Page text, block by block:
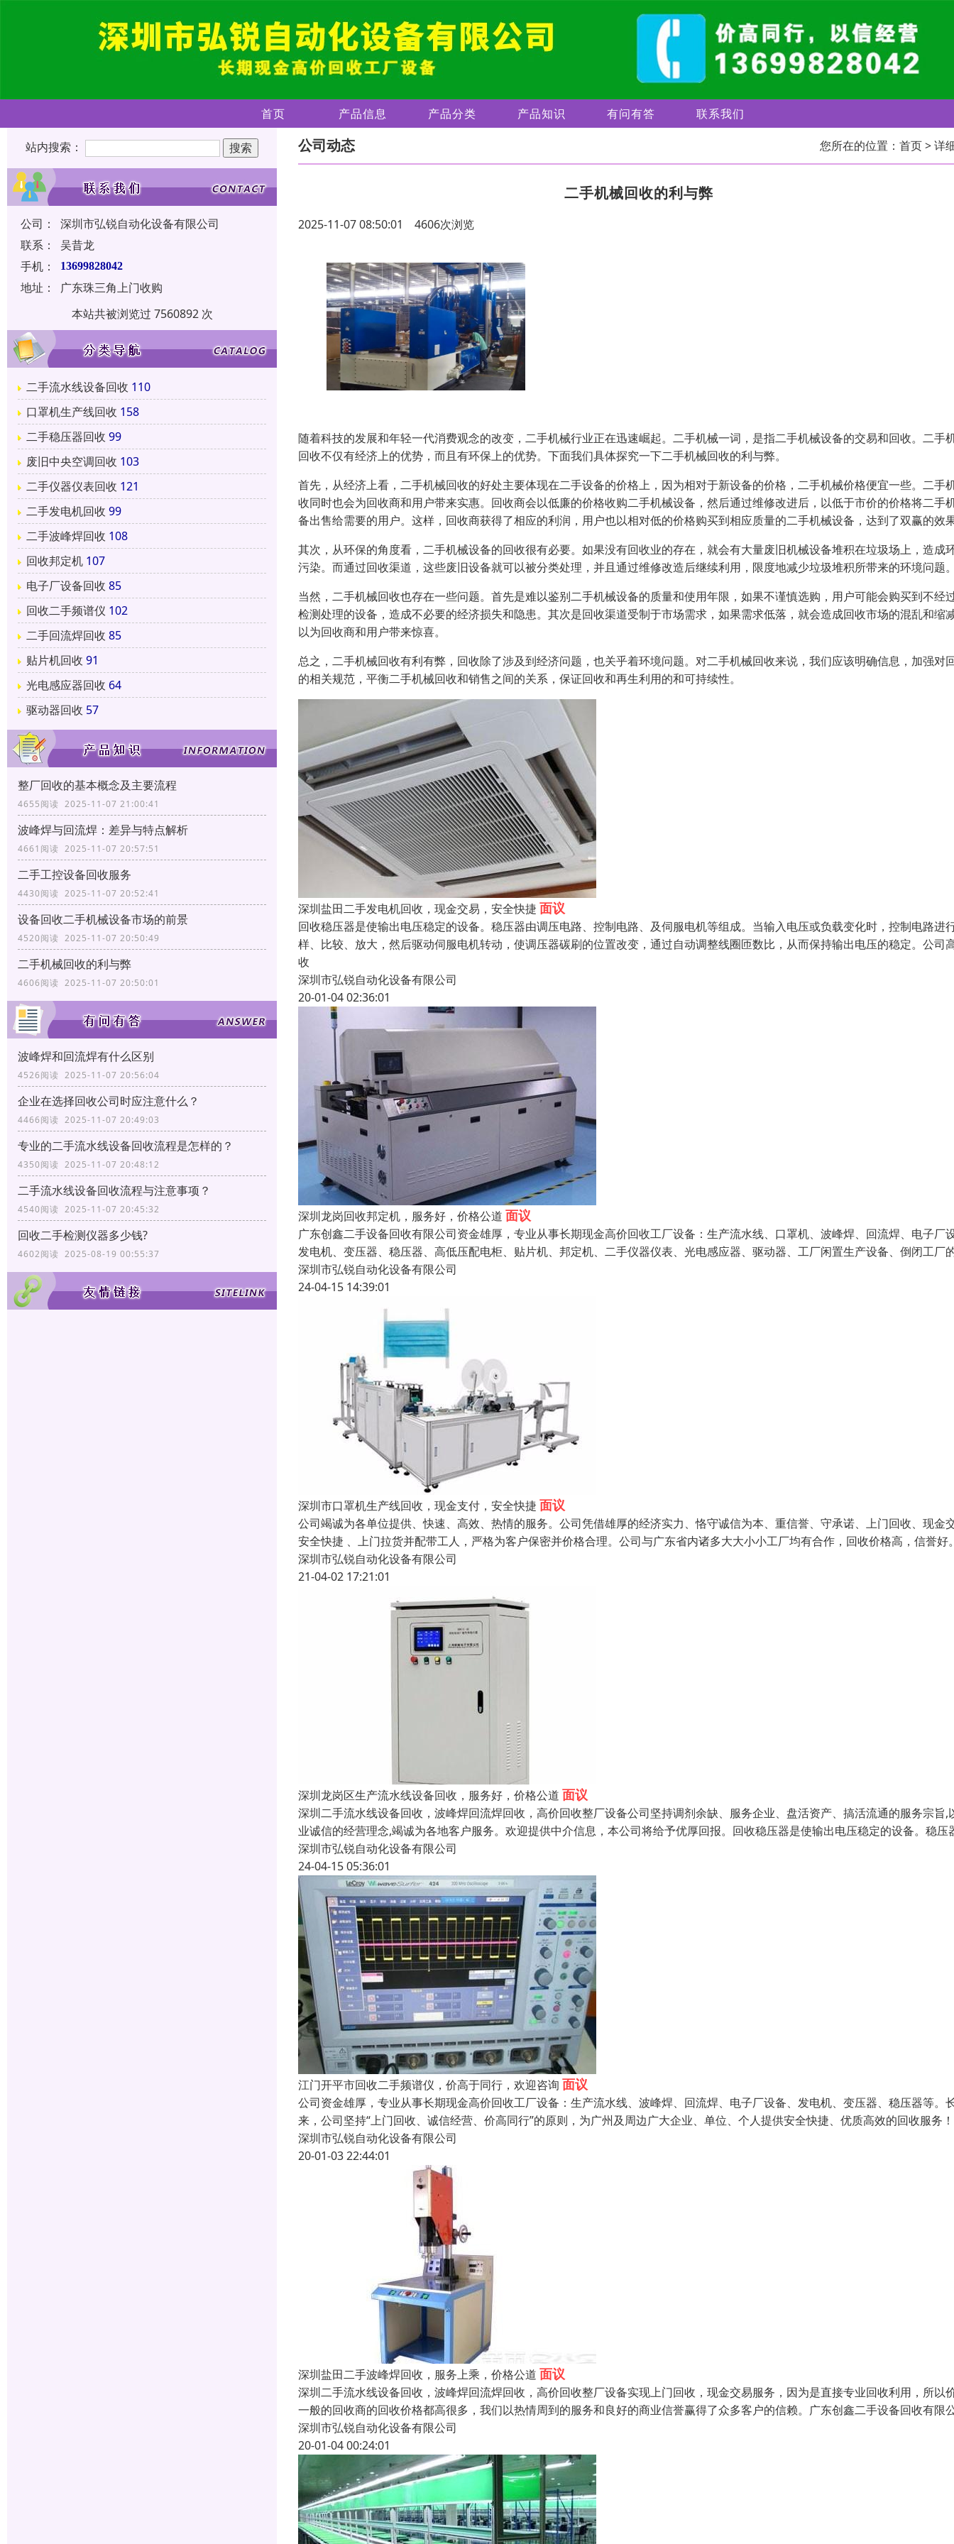
首页 产品信息 产品分类 产品知识 有问有答 联系我们
站内搜索：
公司：
深圳市弘锐自动化设备有限公司
联系：
吴昔龙
手机：
13699828042
地址：
广东珠三角上门收购
本站共被浏览过 7560892 次
二手流水线设备回收 110
口罩机生产线回收 158
二手稳压器回收 99
废旧中央空调回收 103
二手仪器仪表回收 121
二手发电机回收 99
二手波峰焊回收 108
回收邦定机 107
电子厂设备回收 85
回收二手频谱仪 102
二手回流焊回收 85
贴片机回收 91
光电感应器回收 64
驱动器回收 57
整厂回收的基本概念及主要流程
4655阅读 2025-11-07 21:00:41
波峰焊与回流焊：差异与特点解析
4661阅读 2025-11-07 20:57:51
二手工控设备回收服务
4430阅读 2025-11-07 20:52:41
设备回收二手机械设备市场的前景
4520阅读 2025-11-07 20:50:49
二手机械回收的利与弊
4606阅读 2025-11-07 20:50:01
波峰焊和回流焊有什么区别
4526阅读 2025-11-07 20:56:04
企业在选择回收公司时应注意什么？
4466阅读 2025-11-07 20:49:03
专业的二手流水线设备回收流程是怎样的？
4350阅读 2025-11-07 20:48:12
二手流水线设备回收流程与注意事项？
4540阅读 2025-11-07 20:45:32
回收二手检测仪器多少钱?
4602阅读 2025-08-19 00:55:37
公司动态 您所在的位置： 首页> 详
二手机械回收的利与弊
2025-11-07 08:50:01 4606次浏览
随着科技的发展和年轻一代消费观念的改变，二手机械行业正在迅速崛起。二手机械一词，是指二手机械设备的交易和回收。二手
回收不仅有经济上的优势，而且有环保上的优势。下面我们具体探究一下二手机械回收的利与弊。
首先，从经济上看，二手机械回收的好处主要体现在二手设备的价格上，因为相对于新设备的价格，二手机械价格便宜一些。二手
收同时也会为回收商和用户带来实惠。回收商会以低廉的价格收购二手机械设备，然后通过维修改进后，以低于市价的价格将二手
备出售给需要的用户。这样，回收商获得了相应的利润，用户也以相对低的价格购买到相应质量的二手机械设备，达到了双赢的效
其次，从环保的角度看，二手机械设备的回收很有必要。如果没有回收业的存在，就会有大量废旧机械设备堆积在垃圾场上，造成
污染。而通过回收渠道，这些废旧设备就可以被分类处理，并且通过维修改造后继续利用，限度地减少垃圾堆积所带来的环境问题
当然，二手机械回收也存在一些问题。首先是难以鉴别二手机械设备的质量和使用年限，如果不谨慎选购，用户可能会购买到不经
检测处理的设备，造成不必要的经济损失和隐患。其次是回收渠道受制于市场需求，如果需求低落，就会造成回收市场的混乱和缩
以为回收商和用户带来惊喜。
总之，二手机械回收有利有弊，回收除了涉及到经济问题，也关乎着环境问题。对二手机械回收来说，我们应该明确信息，加强对
的相关规范，平衡二手机械回收和销售之间的关系，保证回收和再生利用的和可持续性。
深圳盐田二手发电机回收，现金交易，安全快捷 面议
回收稳压器是使输出电压稳定的设备。稳压器由调压电路、控制电路、及伺服电机等组成。当输入电压或负载变化时，控制电路进
样、比较、放大，然后驱动伺服电机转动，使调压器碳刷的位置改变，通过自动调整线圈匝数比，从而保持输出电压的稳定。公司
收
深圳市弘锐自动化设备有限公司
20-01-04 02:36:01
深圳龙岗回收邦定机，服务好，价格公道 面议
广东创鑫二手设备回收有限公司资金雄厚，专业从事长期现金高价回收工厂设备：生产流水线、口罩机、波峰焊、回流焊、电子厂
发电机、变压器、稳压器、高低压配电柜、贴片机、邦定机、二手仪器仪表、光电感应器、驱动器、工厂闲置生产设备、倒闭工厂
深圳市弘锐自动化设备有限公司
24-04-15 14:39:01
深圳市口罩机生产线回收，现金支付，安全快捷 面议
公司竭诚为各单位提供、快速、高效、热情的服务。公司凭借雄厚的经济实力、恪守诚信为本、重信誉、守承诺、上门回收、现金
安全快捷 、上门拉货并配带工人，严格为客户保密并价格合理。公司与广东省内诸多大大小小工厂均有合作，回收价格高，信誉好
深圳市弘锐自动化设备有限公司
21-04-02 17:21:01
深圳龙岗区生产流水线设备回收，服务好，价格公道 面议
深圳二手流水线设备回收，波峰焊回流焊回收，高价回收整厂设备公司坚持调剂余缺、服务企业、盘活资产、搞活流通的服务宗旨,
业诚信的经营理念,竭诚为各地客户服务。欢迎提供中介信息，本公司将给予优厚回报。回收稳压器是使输出电压稳定的设备。稳压
深圳市弘锐自动化设备有限公司
24-04-15 05:36:01
江门开平市回收二手频谱仪，价高于同行，欢迎咨询 面议
公司资金雄厚，专业从事长期现金高价回收工厂设备：生产流水线、波峰焊、回流焊、电子厂设备、发电机、变压器、稳压器等。
来，公司坚持“上门回收、诚信经营、价高同行”的原则，为广州及周边广大企业、单位、个人提供安全快捷、优质高效的回收服务！
深圳市弘锐自动化设备有限公司
20-01-03 22:44:01
深圳盐田二手波峰焊回收，服务上乘，价格公道 面议
深圳二手流水线设备回收，波峰焊回流焊回收，高价回收整厂设备实现上门回收，现金交易服务，因为是直接专业回收利用，所以
一般的回收商的回收价格都高很多，我们以热情周到的服务和良好的商业信誉赢得了众多客户的信赖。广东创鑫二手设备回收有限
深圳市弘锐自动化设备有限公司
20-01-04 00:24:01